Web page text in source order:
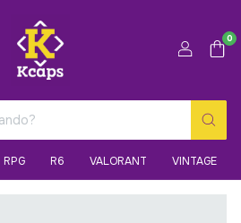
0
RPG R6 VALORANT VINTAGE